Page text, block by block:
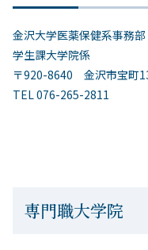
金沢大学医薬保健系事務部
学生課大学院係
〒920-8640 金沢市宝町
TEL 076-265-2811
専門職大学院